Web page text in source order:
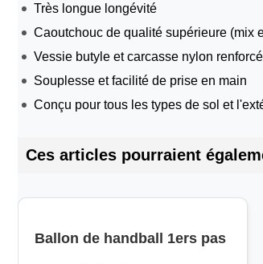
Très longue longévité
Caoutchouc de qualité supérieure (mix
Vessie butyle et carcasse nylon
Souplesse et facilité de prise en main
Conçu pour tous les types de sol et
Ces articles pourraient
Ballon de handball 1ers pas